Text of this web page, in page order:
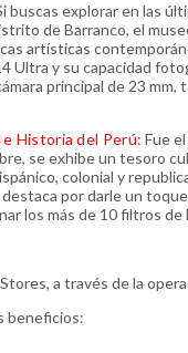
buscas explorar en las
de Barranco, el
artísticas
Ultra y su capacidad
principal de 23
Historia del Perú: Fue
se exhibe un tesoro
colonial y
por darle un
los más de 10 filtros de
a través de la
beneficios: